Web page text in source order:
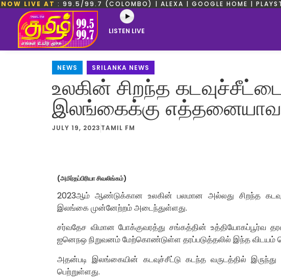
NOW LIVE AT : 99.5/99.7 (COLOMBO) | ALEXA | GOOGLE HOME |
LISTEN LIVE
NEWS SRILANKA NEWS
உலகின் சிறந்த
இலங்கைக்கு
JULY 19, 2023 TAMIL FM
(அமிர்தப்பிரியா சிவலிங்கம்)
2023ஆம் ஆண்டுக்கான உலகின் பலமான அல்லது சிறந்த
இலங்கை முன்னேற்றம் அடைந்துள்ளது.
சர்வதேச விமான போக்குவரத்து சங்கத்தின் உத்தியோகப்பூர்வ
ஐனெநஒ நிறுவனம் மேற்கொண்டுள்ள தரப்படுத்தலில் இந்த விடயம்
அதன்படி இலங்கையின் கடவுச்சீட்டு கடந்த வருடத்தில்
பெற்றுள்ளது.